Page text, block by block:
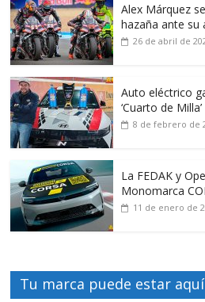
Alex Márquez
hazaña ante su
26 de abril de
Auto eléctrico
‘Cuarto de
8 de febrero de
La FEDAK y
Monomarca
11 de enero de
Tu marca puede estar aquí